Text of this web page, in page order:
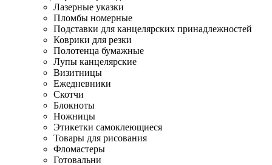
Лазерные указки
Пломбы номерные
Подставки для канцелярских принадлежностей
Коврики для резки
Полотенца бумажные
Лупы канцелярские
Визитницы
Ежедневники
Скотчи
Блокноты
Ножницы
Этикетки самоклеющиеся
Товары для рисования
Фломастеры
Готовальни